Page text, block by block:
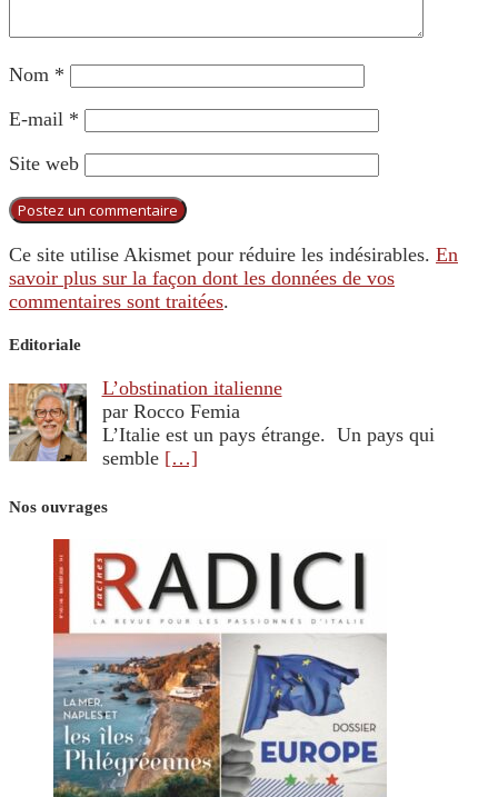
Nom *
E-mail *
Site web
Ce site utilise Akismet pour réduire les indésirables. En
savoir plus sur la façon dont les données de vos
commentaires sont traitées.
Editoriale
L’obstination italienne
par Rocco Femia
L’Italie est un pays étrange. Un pays qui
semble […]
Nos ouvrages